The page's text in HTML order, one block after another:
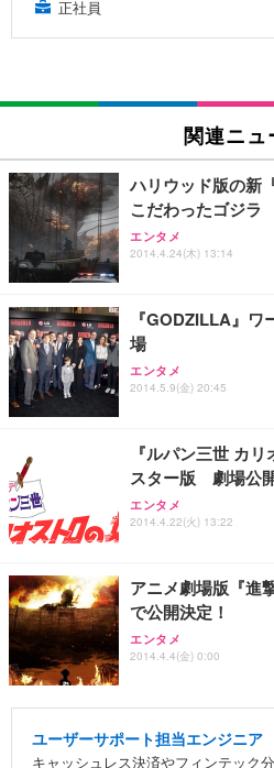
正社員
関連ニュ
ハリウッド版の新
こだわったゴジラ
エンタメ
2014.4.24(木) 13:14
『GODZILLA』
場
エンタメ
2014.5.9(金) 20:45
『ルパン三世 カ
スター版 劇場公
エンタメ
2014.4.22(火) 13:22
アニメ劇場版『進
で公開決定！
エンタメ
2014.4.4(金) 0:00
ユーザーサポート担当エンジニア
キャッシュレス決済やフィンテック